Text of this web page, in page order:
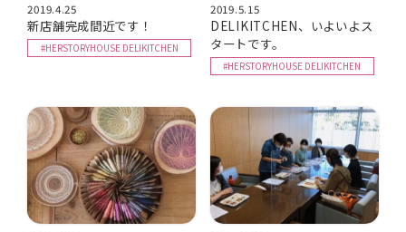
2019.4.25
新店舗完成間近です！
#HERSTORYHOUSE DELIKITCHEN
2019.5.15
DELIKITCHEN、いよいよス
タートです。
#HERSTORYHOUSE DELIKITCHEN